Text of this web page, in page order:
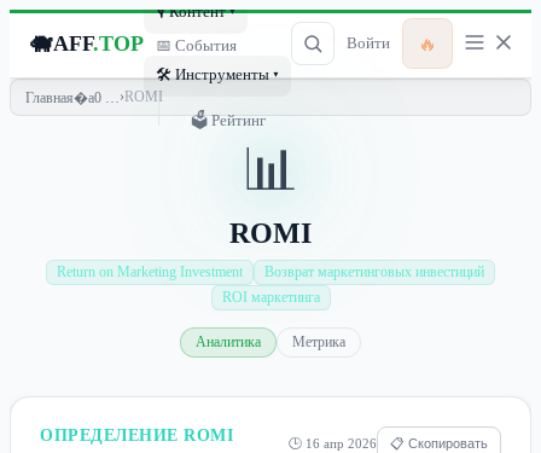
🐗AFF.TOP
🎙 Контент ▾
📅 События
🛠 Инструменты ▾
🗳 Рейтинг
Войти 🔥
Главная › ROMI
📊
ROMI
Return on Marketing Investment
Возврат маркетинговых инвестиций
ROI маркетинга
Аналитика Метрика
ОПРЕДЕЛЕНИЕ ROMI 🕒 16 апр 2026 📋 Скопировать